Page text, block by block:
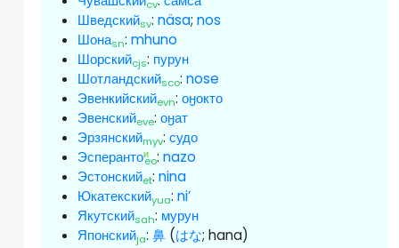
cv
Шведскийsv:näsa;nos
Шонаsn:mhuno
Шорскийcjs: пурун
Шотландскийsco:nose
Эвенкийскийevn:оӈокто
Эвенскийeve:оӈат
Эрзянскийmyv:судо
Эсперантои
eo:nazo
Эстонскийet:nina
Юкатекскийyua:ni’
Якутскийsah: мурун
Японскийja:鼻 (はな; hana)